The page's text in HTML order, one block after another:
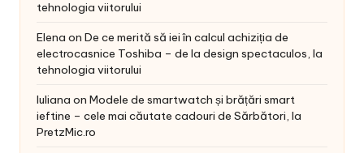
tehnologia viitorului
Elena on De ce merită să iei în calcul achiziția de
electrocasnice Toshiba – de la design spectaculos, la
tehnologia viitorului
Iuliana on Modele de smartwatch și brățări smart
ieftine – cele mai căutate cadouri de Sărbători, la
PretzMic.ro